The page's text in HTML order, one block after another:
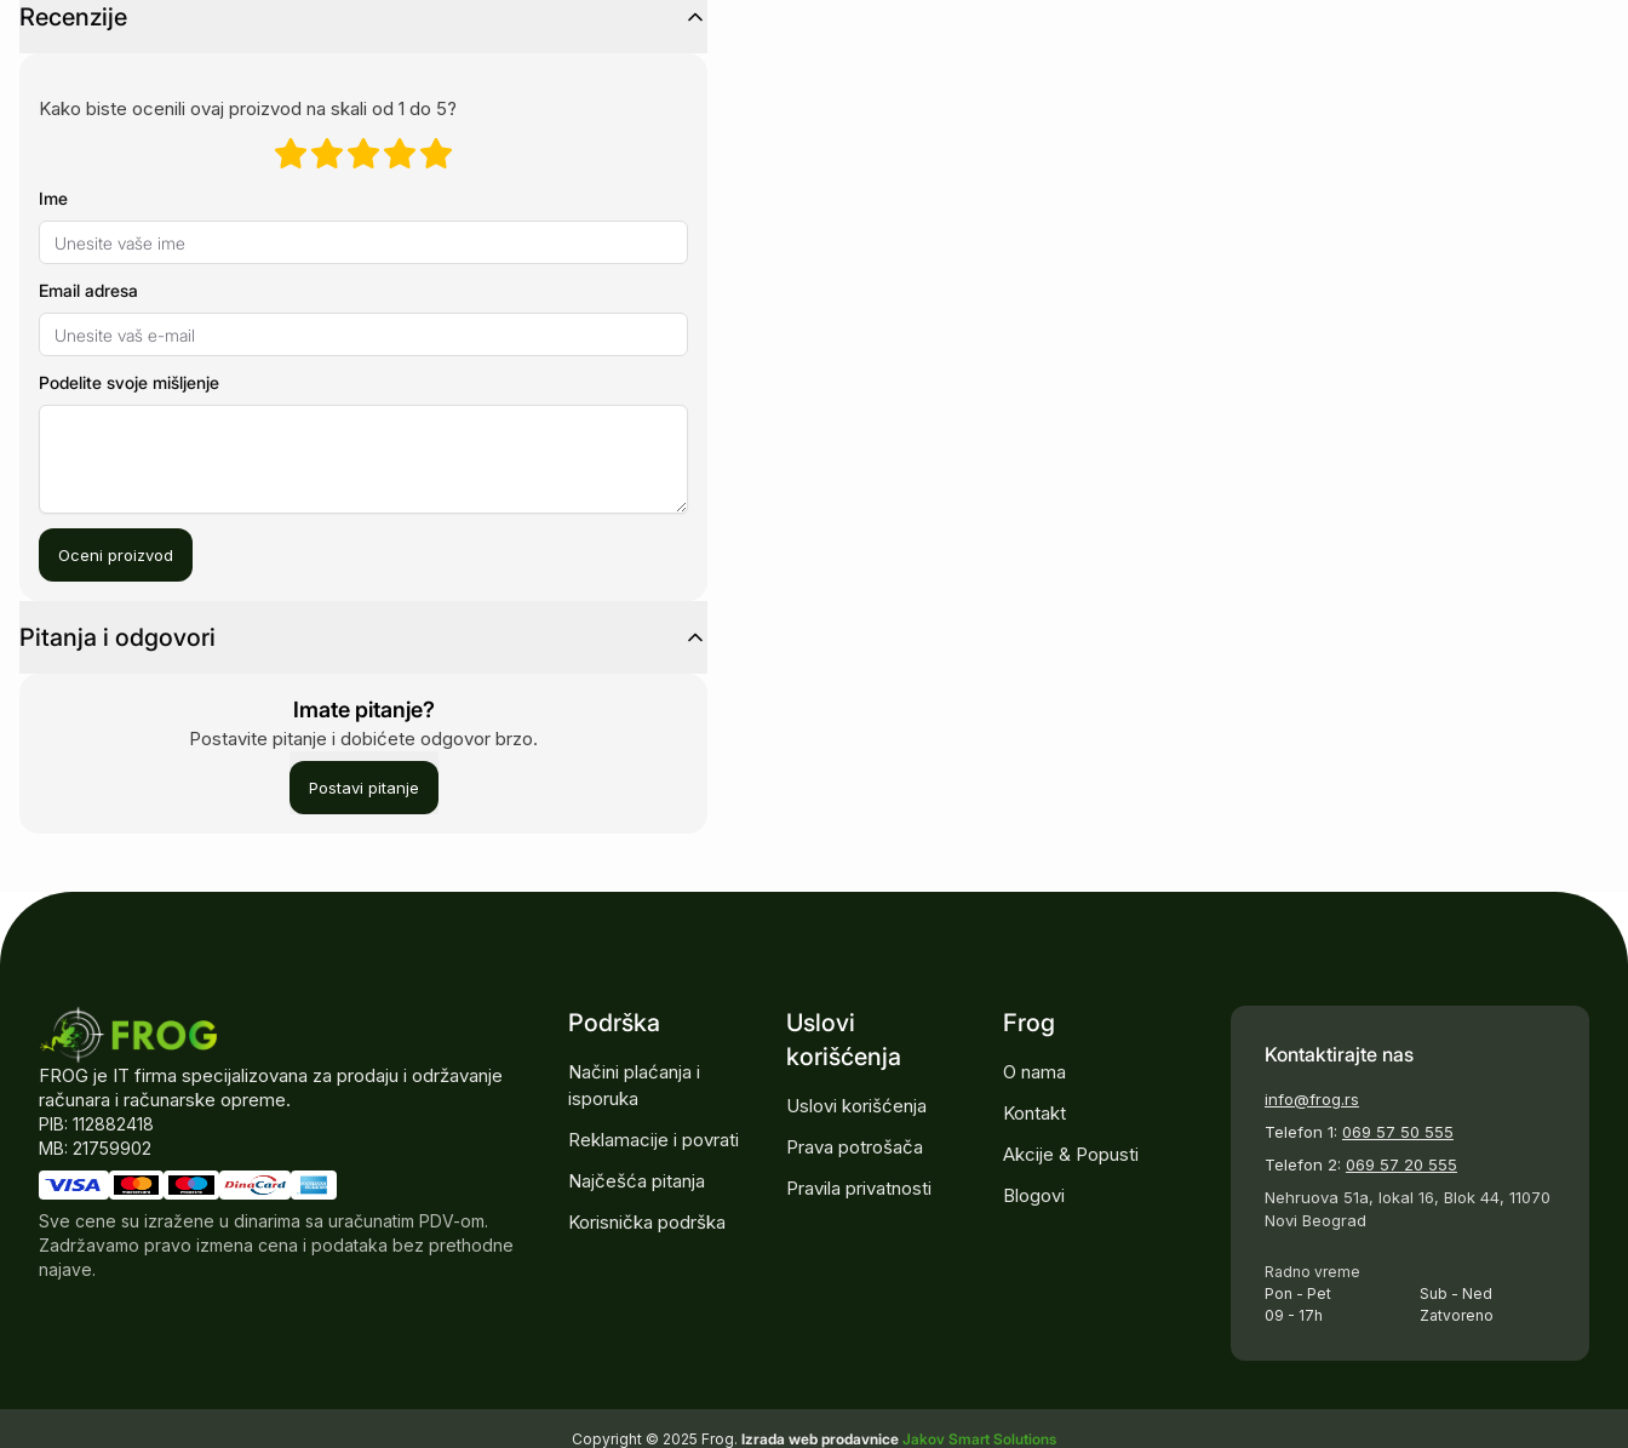
Recenzije
Kako biste ocenili ovaj proizvod na skali od 1 do 5?
Ime
Email adresa
Podelite svoje mišljenje
Oceni proizvod
Pitanja i odgovori
Imate pitanje?
Postavite pitanje i dobićete odgovor brzo.
Postavi pitanje
FROG je IT firma specijalizovana za prodaju i održavanje
računara i računarske opreme.
PIB: 112882418
MB: 21759902
Sve cene su izražene u dinarima sa uračunatim PDV-om.
Zadržavamo pravo izmena cena i podataka bez prethodne
najave.
Podrška
Načini plaćanja i
isporuka
Reklamacije i povrati
Najčešća pitanja
Korisnička podrška
Uslovi
korišćenja
Uslovi korišćenja
Prava potrošača
Pravila privatnosti
Frog
O nama
Kontakt
Akcije & Popusti
Blogovi
Kontaktirajte nas
info@frog.rs
Telefon 1: 069 57 50 555
Telefon 2: 069 57 20 555
Nehruova 51a, lokal 16, Blok 44, 11070
Novi Beograd
Radno vreme
Pon - Pet
09 - 17h
Sub - Ned
Zatvoreno
Copyright © 2025 Frog. Izrada web prodavnice Jakov Smart Solutions